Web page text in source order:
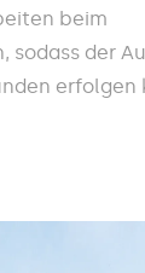
beim
sodass der
erfolgen